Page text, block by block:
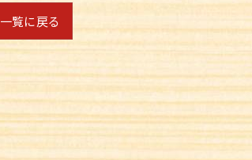
一覧に戻る